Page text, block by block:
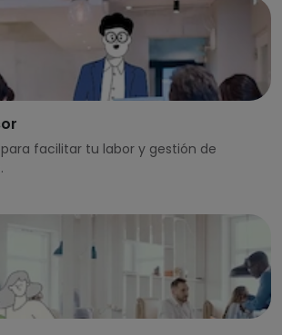
facilitar tu labor y gestión de